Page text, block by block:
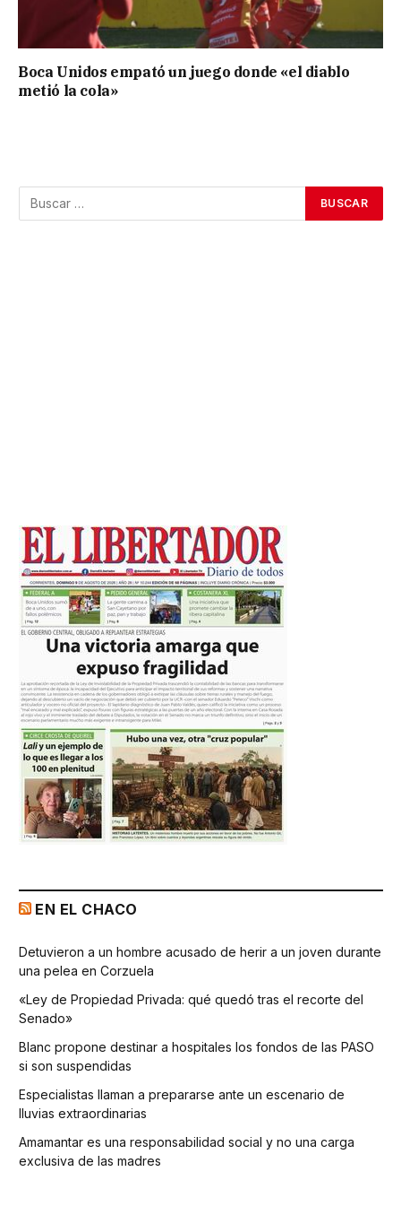
Boca Unidos empató un juego donde «el diablo
metió la cola»
EN EL CHACO
Detuvieron a un hombre acusado de herir a un joven durante
una pelea en Corzuela
«Ley de Propiedad Privada: qué quedó tras el recorte del
Senado»
Blanc propone destinar a hospitales los fondos de las PASO
si son suspendidas
Especialistas llaman a prepararse ante un escenario de
lluvias extraordinarias
Amamantar es una responsabilidad social y no una carga
exclusiva de las madres